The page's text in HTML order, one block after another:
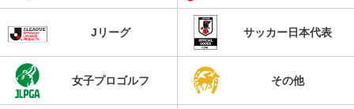
Jリーグ サッカー日本代表
女子プロゴルフ その他